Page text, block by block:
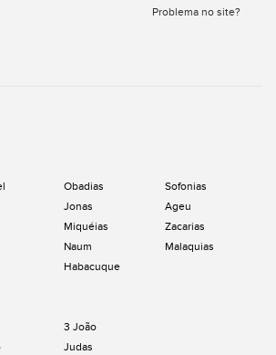
Problema no site?
Obadias
Jonas
Miquéias
Naum
Habacuque
Sofonias
Ageu
Zacarias
Malaquias
3 João
Judas